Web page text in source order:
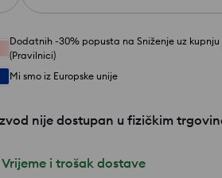
Dodatnih -30% popusta na Sniženje uz
(Pravilnici)
Mi smo iz Europske unije
nije dostupan u fizičkim
Vrijeme i trošak dostave